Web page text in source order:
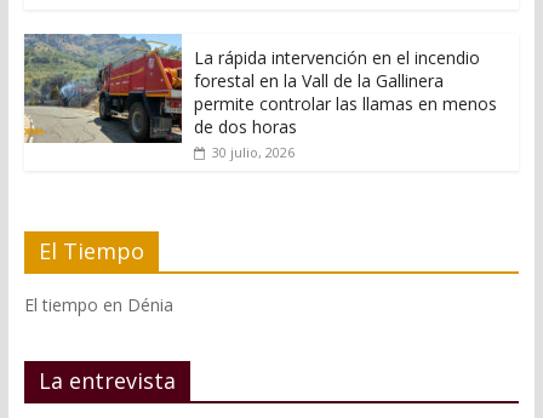
La rápida intervención en el incendio
forestal en la Vall de la Gallinera
permite controlar las llamas en menos
de dos horas
30 julio, 2026
El Tiempo
El tiempo en Dénia
La entrevista